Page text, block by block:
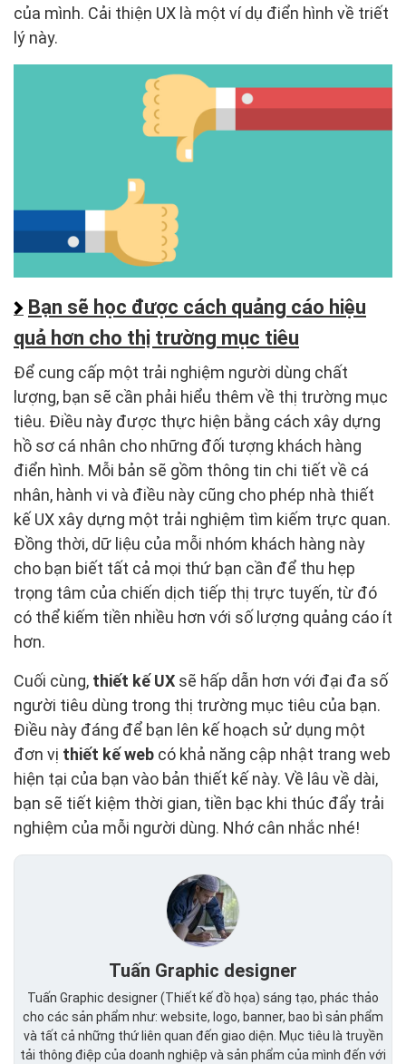
của mình. Cải thiện UX là một ví dụ điển hình về triết
lý này.
Bạn sẽ học được cách quảng cáo hiệu
quả hơn cho thị trường mục tiêu
Để cung cấp một trải nghiệm người dùng chất
lượng, bạn sẽ cần phải hiểu thêm về thị trường mục
tiêu. Điều này được thực hiện bằng cách xây dựng
hồ sơ cá nhân cho những đối tượng khách hàng
điển hình. Mỗi bản sẽ gồm thông tin chi tiết về cá
nhân, hành vi và điều này cũng cho phép nhà thiết
kế UX xây dựng một trải nghiệm tìm kiếm trực quan.
Đồng thời, dữ liệu của mỗi nhóm khách hàng này
cho bạn biết tất cả mọi thứ bạn cần để thu hẹp
trọng tâm của chiến dịch tiếp thị trực tuyến, từ đó
có thể kiếm tiền nhiều hơn với số lượng quảng cáo ít
hơn.
Cuối cùng, thiết kế UX sẽ hấp dẫn hơn với đại đa số
người tiêu dùng trong thị trường mục tiêu của bạn.
Điều này đáng để bạn lên kế hoạch sử dụng một
đơn vị thiết kế web có khả năng cập nhật trang web
hiện tại của bạn vào bản thiết kế này. Về lâu về dài,
bạn sẽ tiết kiệm thời gian, tiền bạc khi thúc đẩy trải
nghiệm của mỗi người dùng. Nhớ cân nhắc nhé!
Tuấn Graphic designer
Tuấn Graphic designer (Thiết kế đồ họa) sáng tạo, phác thảo
cho các sản phẩm như: website, logo, banner, bao bì sản phẩm
và tất cả những thứ liên quan đến giao diện. Mục tiêu là truyền
tải thông điệp của doanh nghiệp và sản phẩm của mình đến với